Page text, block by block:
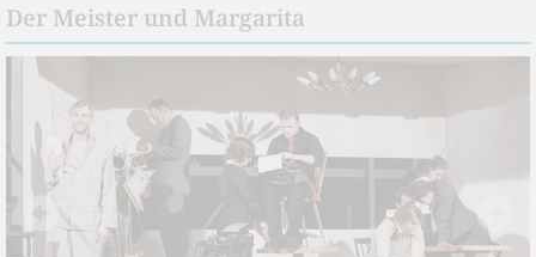
Der Meister und Margarita